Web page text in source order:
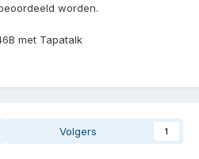
worden.
met Tapatalk
Volgers 1